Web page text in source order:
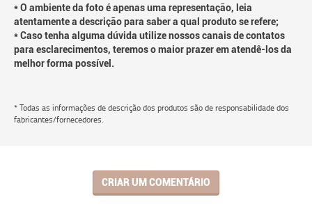
* O ambiente da foto é apenas uma representação, leia
atentamente a descrição para saber a qual produto se refere;
* Caso tenha alguma dúvida utilize nossos canais de contatos
para esclarecimentos, teremos o maior prazer em atendê-los da
melhor forma possível.
* Todas as informações de descrição dos produtos são de responsabilidade dos
fabricantes/fornecedores.
CRIAR UM COMENTÁRIO